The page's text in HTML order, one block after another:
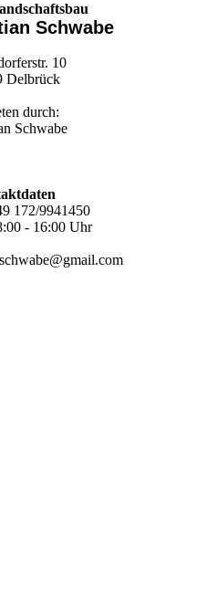
Schwabe
10
Delbrück
durch:
Schwabe
172/9941450
- 16:00 Uhr